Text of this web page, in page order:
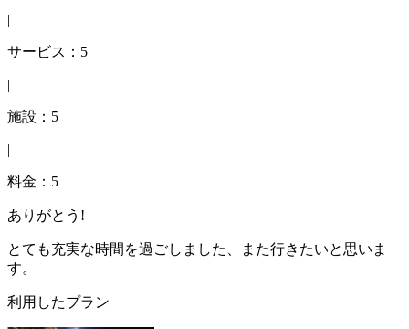
|
サービス：5
|
施設：5
|
料金：5
ありがとう!
とても充実な時間を過ごしました、また行きたいと思いま
す。
利用したプラン